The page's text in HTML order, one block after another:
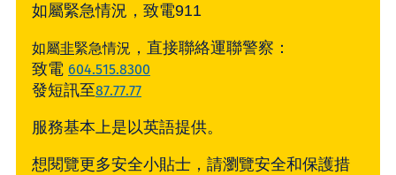
如屬緊急情況，致電911
如屬非緊急情況 ，直接聯絡運聯警察：
致電 604.515.8300
發短訊至87.77.77
服務基本上是以英語提供。
想閱覽更多安全小貼士，請瀏覽安全和保護措